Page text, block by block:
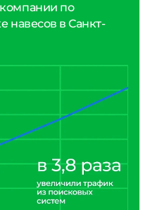
по
навесов в Санкт-